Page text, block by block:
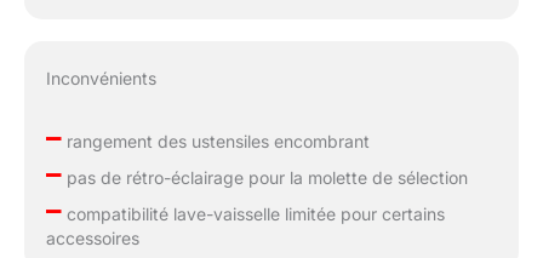
Inconvénients
–rangement des ustensiles encombrant
–pas de rétro-éclairage pour la molette de sélection
–compatibilité lave-vaisselle limitée pour certains
accessoires